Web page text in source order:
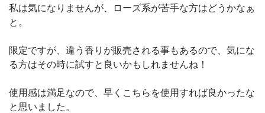
私は気になりませんが、ローズ系が苦手な方はどうかなぁ
と。
限定ですが、違う香りが販売される事もあるので、気にな
る方はその時に試すと良いかもしれませんね！
使用感は満足なので、早くこちらを使用すれば良かったな
と思いました。